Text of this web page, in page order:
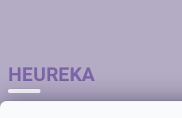
HEUREKA